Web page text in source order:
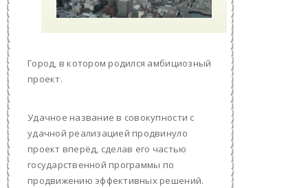
Город, в котором родился амбициозный
проект.
Удачное название в совокупности с
удачной реализацией продвинуло
проект вперёд, сделав его частью
государственной программы по
продвижению эффективных решений.